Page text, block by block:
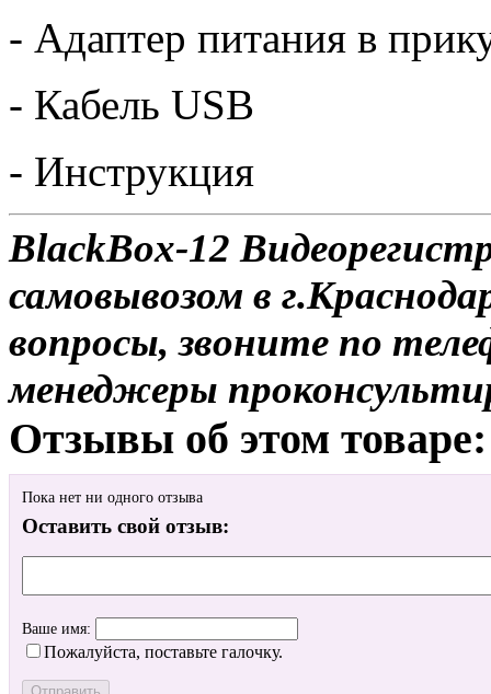
- Адаптер питания в
- Кабель USB
- Инструкция
BlackBox-12
самовывозом в
вопросы, звоните по
менеджеры
Отзывы об этом товаре:
Пока нет ни одного отзыва
Оставить свой отзыв:
Ваше имя:
Пожалуйста, поставьте галочку.